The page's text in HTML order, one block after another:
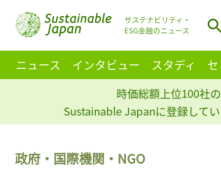
サステナビリティ・
ESG金融のニュース
ニュース インタビュー スタディ
時価総額上位100社
Sustainable Japanに登録して
政府・国際機関・NGO